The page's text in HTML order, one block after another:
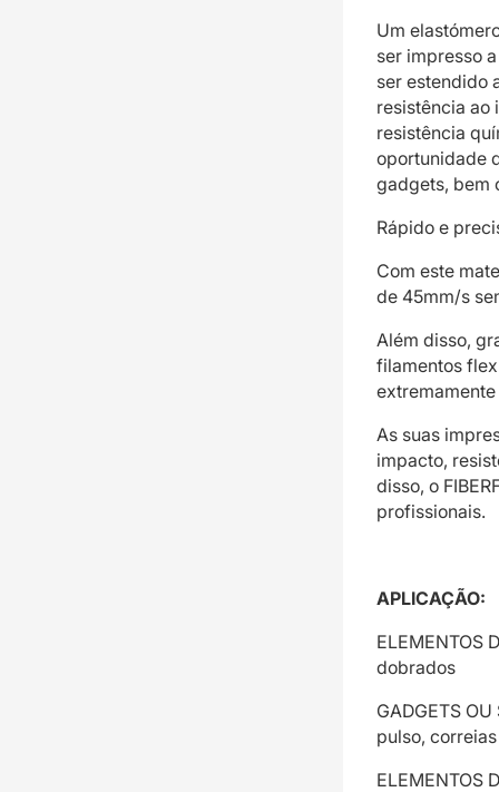
Um
ser impresso
ser estendido
resistência ao
resistência
oportunidade
gadgets, bem
Rápido e
Com este
de 45mm/s
Além disso,
filamentos
As suas
impacto,
disso, o
profissionais.
APLICAÇÃO:
ELEMENTOS
dobrados
GADGETS
pulso,
ELEMENTOS